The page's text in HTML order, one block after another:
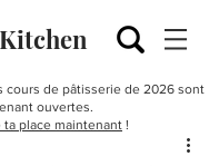
cours de pâtisserie de 2026 sont
ouvertes.
ta place maintenant !